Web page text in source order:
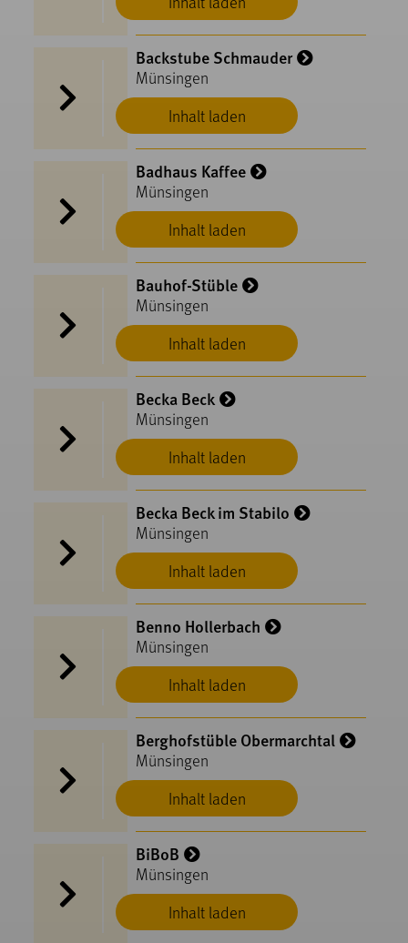
Inhalt laden
Backstube Schmauder
Münsingen
Inhalt laden
Badhaus Kaffee
Münsingen
Inhalt laden
Bauhof-Stüble
Münsingen
Inhalt laden
Becka Beck
Münsingen
Inhalt laden
Becka Beck im Stabilo
Münsingen
Inhalt laden
Benno Hollerbach
Münsingen
Inhalt laden
Berghofstüble Obermarchtal
Münsingen
Inhalt laden
BiBoB
Münsingen